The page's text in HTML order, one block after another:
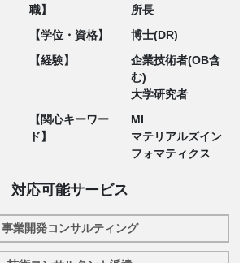
職】
所長
【学位・資格】
博士(DR)
【経験】
企業技術者(OB含
む)
大学研究者
【関心キーワー
ド】
MI
マテリアルズイン
フォマティクス
対応可能サービス
事業開発コンサルティング